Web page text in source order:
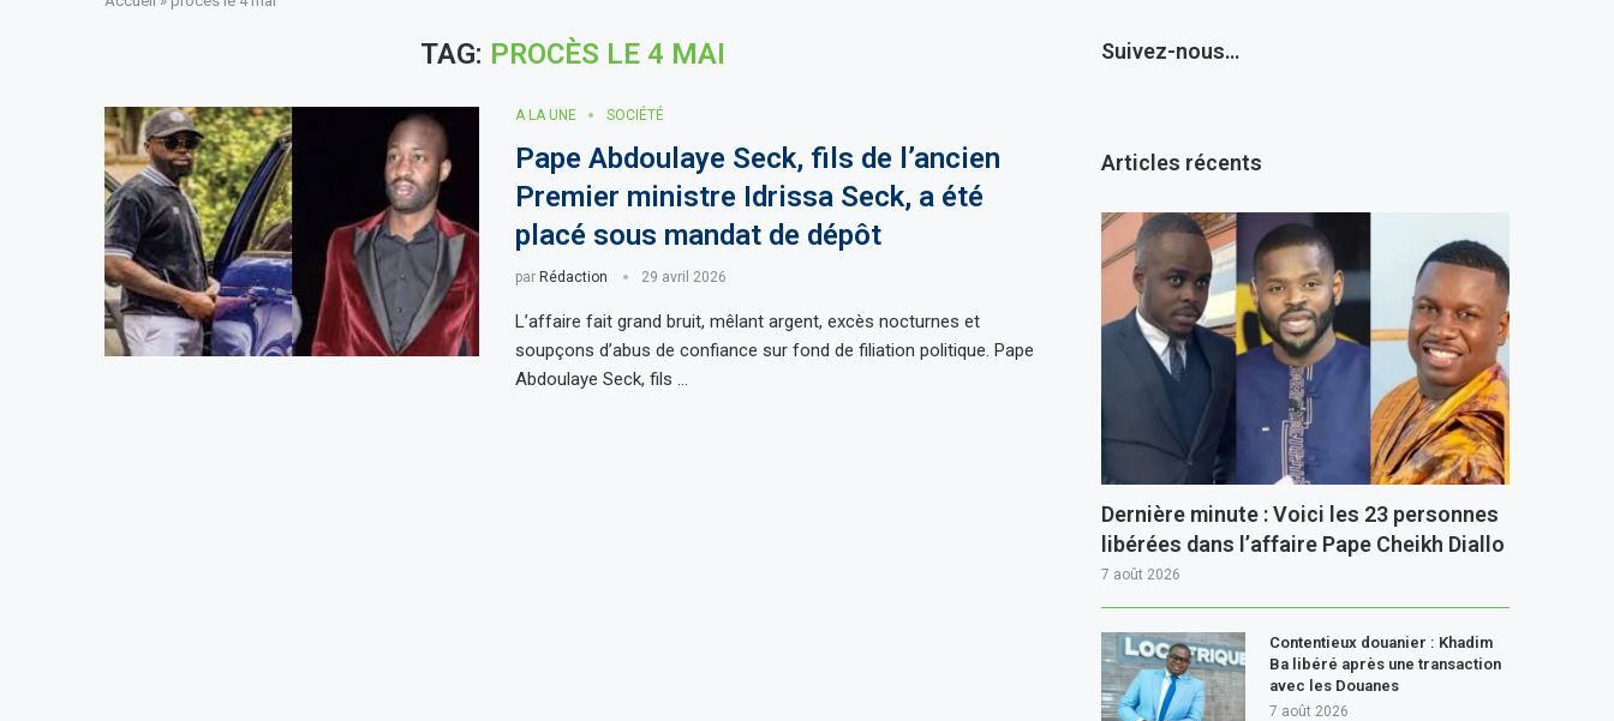
TAG: PROCÈS LE 4 MAI
A LA UNE SOCIÉTÉ
Pape Abdoulaye Seck, fils de l’ancien
Premier ministre Idrissa Seck, a été
placé sous mandat de dépôt
par Rédaction 29 avril 2026
L’affaire fait grand bruit, mêlant argent, excès nocturnes et
soupçons d’abus de confiance sur fond de filiation politique. Pape
Abdoulaye Seck, fils …
Suivez-nous…
Articles récents
Dernière minute : Voici les 23 personnes
libérées dans l’affaire Pape Cheikh Diallo
7 août 2026
Contentieux douanier : Khadim
Ba libéré après une transaction
avec les Douanes
7 août 2026